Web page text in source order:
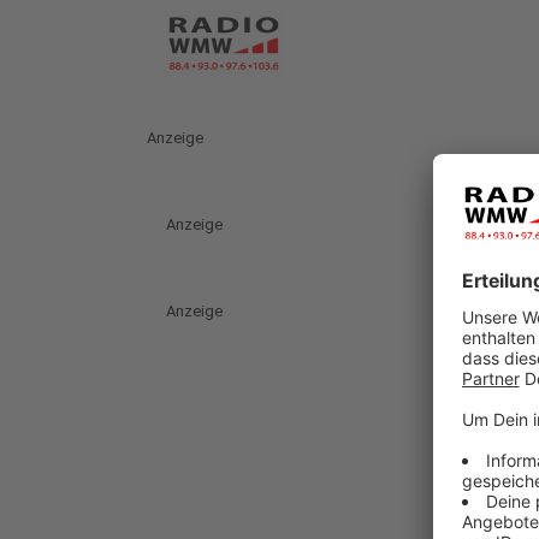
Anzeige
Anzeige
Anzeige